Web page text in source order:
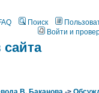
Поиск
Войти и